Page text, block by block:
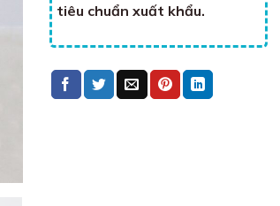
tiêu chuẩn xuất khẩu.